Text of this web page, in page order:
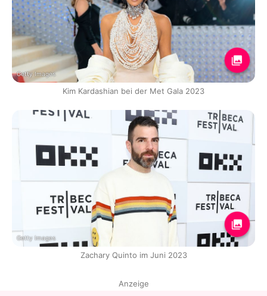
Getty Images
Kim Kardashian bei der Met Gala 2023
Getty Images
Zachary Quinto im Juni 2023
Anzeige